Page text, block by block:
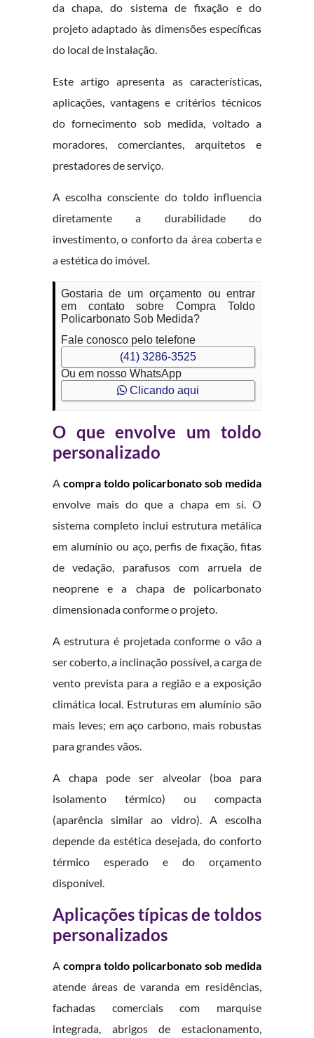
da chapa, do sistema de fixação e do
projeto adaptado às dimensões específicas
do local de instalação.
Este artigo apresenta as características,
aplicações, vantagens e critérios técnicos
do fornecimento sob medida, voltado a
moradores, comerciantes, arquitetos e
prestadores de serviço.
A escolha consciente do toldo influencia
diretamente a durabilidade do
investimento, o conforto da área coberta e
a estética do imóvel.
Gostaria de um orçamento ou entrar
em contato sobre Compra Toldo
Policarbonato Sob Medida?
Fale conosco pelo telefone
(41) 3286-3525
Ou em nosso WhatsApp
Clicando aqui
O que envolve um toldo
personalizado
A compra toldo policarbonato sob medida
envolve mais do que a chapa em si. O
sistema completo inclui estrutura metálica
em alumínio ou aço, perfis de fixação, fitas
de vedação, parafusos com arruela de
neoprene e a chapa de policarbonato
dimensionada conforme o projeto.
A estrutura é projetada conforme o vão a
ser coberto, a inclinação possível, a carga de
vento prevista para a região e a exposição
climática local. Estruturas em alumínio são
mais leves; em aço carbono, mais robustas
para grandes vãos.
A chapa pode ser alveolar (boa para
isolamento térmico) ou compacta
(aparência similar ao vidro). A escolha
depende da estética desejada, do conforto
térmico esperado e do orçamento
disponível.
Aplicações típicas de toldos
personalizados
A compra toldo policarbonato sob medida
atende áreas de varanda em residências,
fachadas comerciais com marquise
integrada, abrigos de estacionamento,